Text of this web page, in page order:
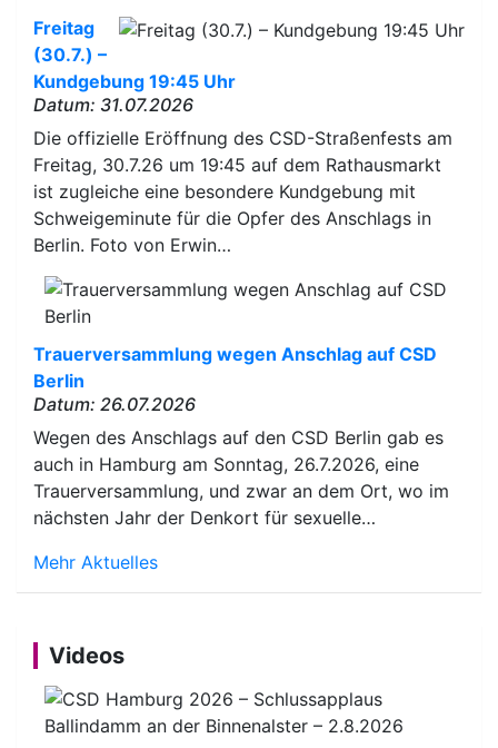
Freitag
(30.7.) –
Kundgebung 19:45 Uhr
Datum: 31.07.2026
Die offizielle Eröffnung des CSD-Straßenfests am
Freitag, 30.7.26 um 19:45 auf dem Rathausmarkt
ist zugleiche eine besondere Kundgebung mit
Schweigeminute für die Opfer des Anschlags in
Berlin. Foto von Erwin…
Trauerversammlung wegen Anschlag auf CSD
Berlin
Datum: 26.07.2026
Wegen des Anschlags auf den CSD Berlin gab es
auch in Hamburg am Sonntag, 26.7.2026, eine
Trauerversammlung, und zwar an dem Ort, wo im
nächsten Jahr der Denkort für sexuelle…
Mehr Aktuelles
Videos